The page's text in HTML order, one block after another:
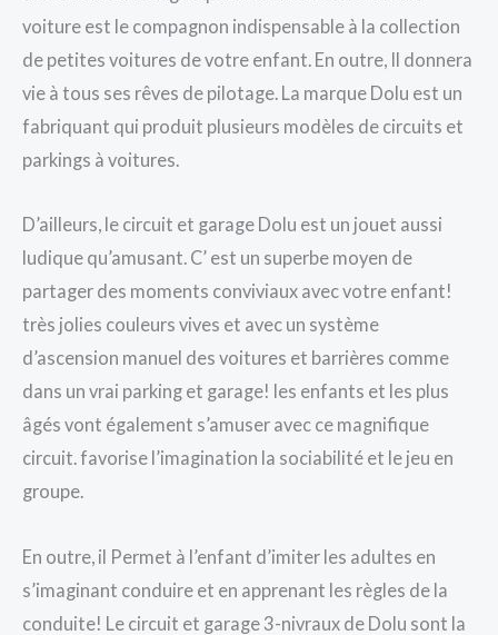
voiture est le compagnon indispensable à la collection
de petites voitures de votre enfant. En outre, Il donnera
vie à tous ses rêves de pilotage. La marque Dolu est un
fabriquant qui produit plusieurs modèles de circuits et
parkings à voitures.
D’ailleurs, le circuit et garage Dolu est un jouet aussi
ludique qu’amusant. C’ est un superbe moyen de
partager des moments conviviaux avec votre enfant!
très jolies couleurs vives et avec un système
d’ascension manuel des voitures et barrières comme
dans un vrai parking et garage! les enfants et les plus
âgés vont également s’amuser avec ce magnifique
circuit. favorise l’imagination la sociabilité et le jeu en
groupe.
En outre, il Permet à l’enfant d’imiter les adultes en
s’imaginant conduire et en apprenant les règles de la
conduite! Le circuit et garage 3-nivraux de Dolu sont la